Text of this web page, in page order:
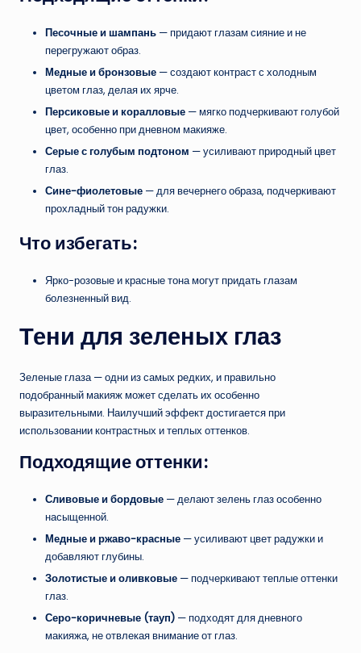
Песочные и шампань — придают глазам сияние и не
перегружают образ.
Медные и бронзовые — создают контраст с холодным
цветом глаз, делая их ярче.
Персиковые и коралловые — мягко подчеркивают голубой
цвет, особенно при дневном макияже.
Серые с голубым подтоном — усиливают природный цвет
глаз.
Сине-фиолетовые — для вечернего образа, подчеркивают
прохладный тон радужки.
Что избегать:
Ярко-розовые и красные тона могут придать глазам
болезненный вид.
Тени для зеленых глаз
Зеленые глаза — одни из самых редких, и правильно
подобранный макияж может сделать их особенно
выразительными. Наилучший эффект достигается при
использовании контрастных и теплых оттенков.
Подходящие оттенки:
Сливовые и бордовые — делают зелень глаз особенно
насыщенной.
Медные и ржаво-красные — усиливают цвет радужки и
добавляют глубины.
Золотистые и оливковые — подчеркивают теплые оттенки
глаз.
Серо-коричневые (тауп) — подходят для дневного
макияжа, не отвлекая внимание от глаз.